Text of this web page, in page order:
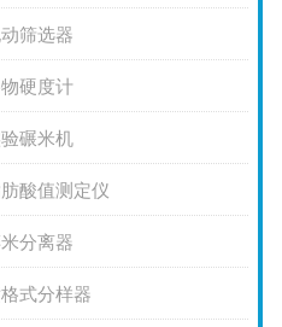
筛选器
硬度计
碾米机
肪酸值测定仪
分离器
式分样器